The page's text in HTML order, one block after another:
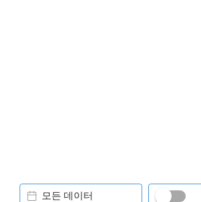
모든 데이터